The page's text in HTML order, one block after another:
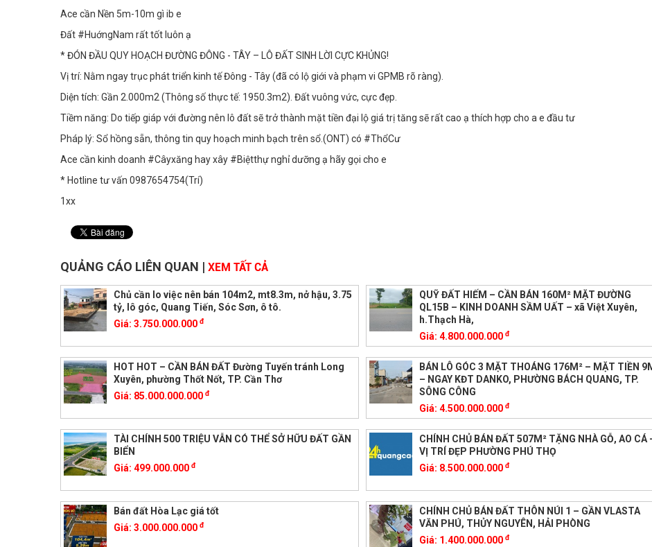
Ace cần Nền 5m-10m gì ib e
Đất #HuớngNam rất tốt luôn ạ
* ĐÓN ĐẦU QUY HOẠCH ĐƯỜNG ĐÔNG - TÂY – LÔ ĐẤT SINH LỜI CỰC KHỦNG!
Vị trí: Nằm ngay trục phát triển kinh tế Đông - Tây (đã có lộ giới và phạm vi GPMB rõ ràng).
Diện tích: Gần 2.000m2 (Thông số thực tế: 1950.3m2). Đất vuông vức, cực đẹp.
Tiềm năng: Do tiếp giáp với đường nên lô đất sẽ trở thành mặt tiền đại lộ giá trị tăng sẽ rất cao ạ thích hợp cho a e đầu tư
Pháp lý: Sổ hồng sẵn, thông tin quy hoạch minh bạch trên sổ.(ONT) có #ThổCư
Ace cần kinh doanh #Câyxăng hay xây #Biệtthự nghỉ dưỡng ạ hãy gọi cho e
* Hotline tư vấn 0987654754(Trí)
1xx
QUẢNG CÁO LIÊN QUAN | XEM TẤT CẢ
Chủ cần lo việc nên bán 104m2, mt8.3m, nở hậu, 3.75
tỷ, lô góc, Quang Tiến, Sóc Sơn, ô tô.
Giá: 3.750.000.000 đ
QUỸ ĐẤT HIẾM – CẦN BÁN 160M² MẶT ĐƯỜNG
QL15B – KINH DOANH SẦM UẤT – xã Việt Xuyên,
h.Thạch Hà,
Giá:4.800.000.000đ
HOT HOT – CẦN BÁN ĐẤT Đường Tuyến tránh Long
Xuyên, phường Thốt Nốt, TP. Cần Thơ
Giá: 85.000.000.000 đ
BÁN LÔ GÓC 3 MẶT THOÁNG 176M² – MẶT TIỀN
– NGAY KĐT DANKO, PHƯỜNG BÁCH QUANG, TP.
SÔNG CÔNG
Giá:4.500.000.000đ
TÀI CHÍNH 500 TRIỆU VẪN CÓ THỂ SỞ HỮU ĐẤT GẦN
BIỂN
Giá: 499.000.000 đ
CHÍNH CHỦ BÁN ĐẤT 507M² TẶNG NHÀ GỖ, AO CÁ
VỊ TRÍ ĐẸP PHƯỜNG PHÚ THỌ
Giá: 8.500.000.000đ
Bán đất Hòa Lạc giá tốt
Giá: 3.000.000.000 đ
CHÍNH CHỦ BÁN ĐẤT THÔN NÚI 1 – GẦN VLASTA
VĂN PHÚ, THỦY NGUYÊN, HẢI PHÒNG
Giá: 1.400.000.000đ